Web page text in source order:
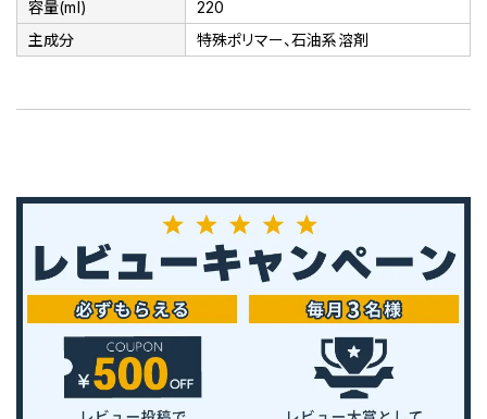
容量(ml)
220
主成分
特殊ポリマー、石油系溶剤